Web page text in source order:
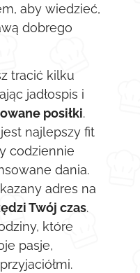
aby wiedzieć,
dobrego
tracić kilku
jadłospis i
posiłki.
najlepszy fit
codziennie
dania.
adres na
Twój czas.
które
pasje,